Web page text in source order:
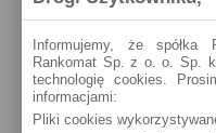
Informujemy, że
Rankomat Sp. z o. o. Sp.
technologię cookies.
informacjami:
Pliki cookies